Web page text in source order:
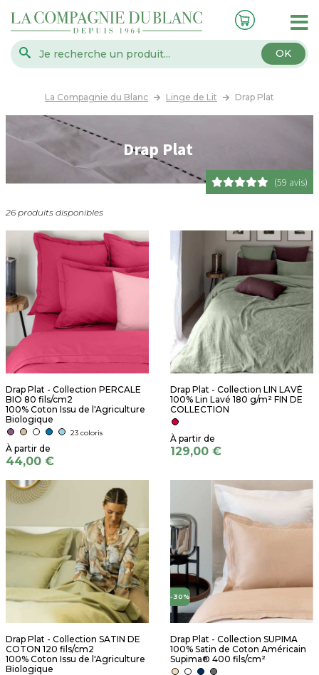
OK
La Compagnie du Blanc Linge de Lit Drap Plat
Drap Plat
(59 avis)
26 produits disponibles
Drap Plat - Collection PERCALE
BIO 80 fils/cm2
100% Coton Issu de l'Agriculture
Biologique
23 coloris
44,00 €
Drap Plat - Collection LIN LAVÉ
100% Lin Lavé 180 g/m² FIN DE
COLLECTION
129,00 €
Drap Plat - Collection SATIN DE
COTON 120 fils/cm2
100% Coton Issu de l'Agriculture
Biologique
-30%
Drap Plat - Collection SUPIMA
100% Satin de Coton Américain
Supima® 400 fils/cm²